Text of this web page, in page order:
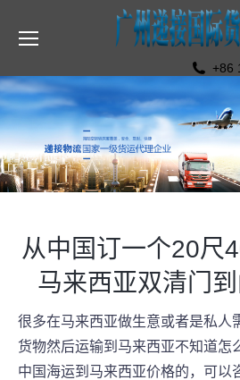
+86
从中国订一个20尺
马来西亚双清门
很多在马来西亚做生意或者是私人
货物然后运输到马来西亚不知道怎
中国海运到马来西亚价格的，可以